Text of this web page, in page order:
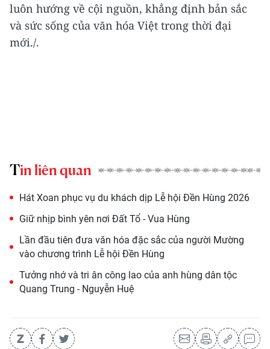
luôn hướng về cội nguồn, khẳng định bản sắc
và sức sống của văn hóa Việt trong thời đại
mới./.
Tin liên quan
Hát Xoan phục vụ du khách dịp Lễ hội Đền Hùng 2026
Giữ nhịp bình yên nơi Đất Tổ - Vua Hùng
Lần đầu tiên đưa văn hóa đặc sắc của người Mường
vào chương trình Lễ hội Đền Hùng
Tưởng nhớ và tri ân công lao của anh hùng dân tộc
Quang Trung - Nguyễn Huệ